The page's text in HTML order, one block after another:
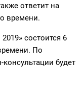
ответит на
времени.
состоится 6
По
будет